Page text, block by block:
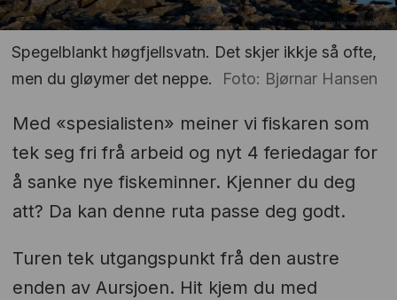
Spegelblankt høgfjellsvatn. Det skjer ikkje så ofte,
men du gløymer det neppe.
Foto: Bjørnar Hansen
Med «spesialisten» meiner vi fiskaren som
tek seg fri frå arbeid og nyt 4 feriedagar for
å sanke nye fiskeminner. Kjenner du deg
att? Da kan denne ruta passe deg godt.
Turen tek utgangspunkt frå den austre
enden av Aursjoen. Hit kjem du med